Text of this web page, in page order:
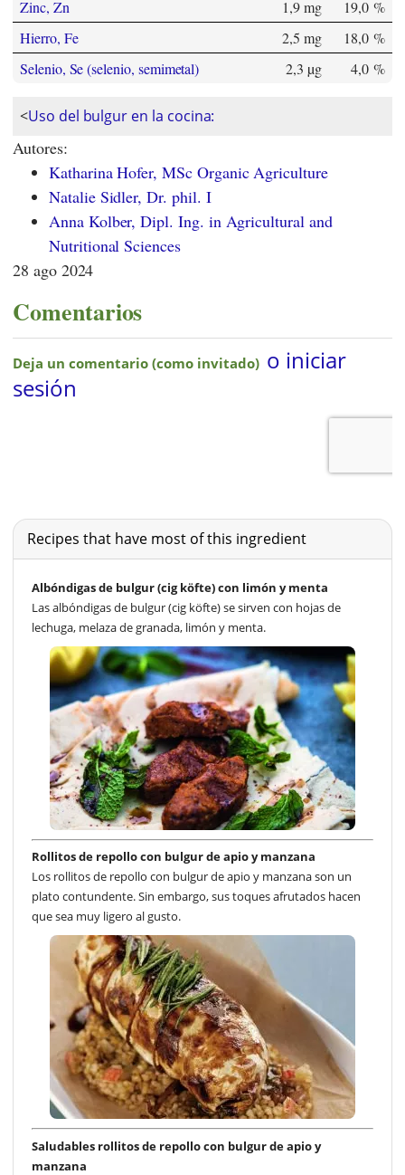
Zinc, Zn 1,9 mg
19,0 %
Hierro, Fe
2,5 mg
18,0 %
Selenio, Se (selenio, semimetal)
2,3 µg 4,0 %
<Uso del bulgur en la cocina:
Autores:
Katharina Hofer, MSc Organic Agriculture
Natalie Sidler, Dr. phil. I
Anna Kolber, Dipl. Ing. in Agricultural and
Nutritional Sciences
28 ago 2024
Comentarios
Recipes that have most of this ingredient
Albóndigas de bulgur (cig köfte) con limón y menta
Las albóndigas de bulgur (cig köfte) se sirven con hojas de
lechuga, melaza de granada, limón y menta.
Rollitos de repollo con bulgur de apio y manzana
Los rollitos de repollo con bulgur de apio y manzana son un
plato contundente. Sin embargo, sus toques afrutados hacen
que sea muy ligero al gusto.
Saludables rollitos de repollo con bulgur de apio y
manzana